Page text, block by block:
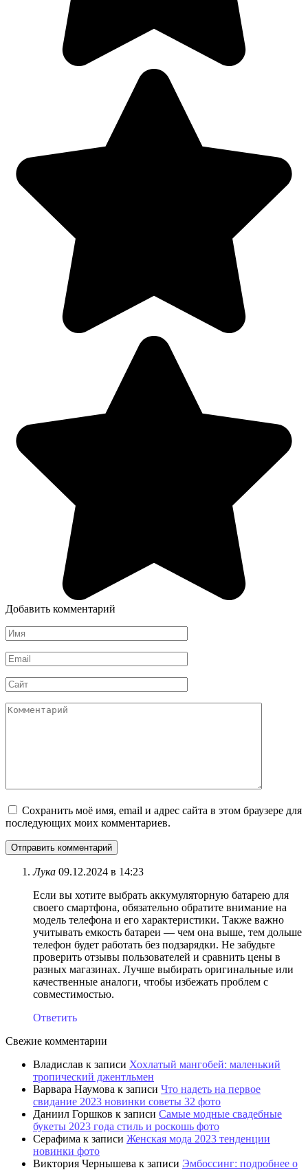
Добавить комментарий
Имя
Email
Сайт
Комментарий
Сохранить моё имя, email и адрес сайта в этом браузере для
последующих моих комментариев.
Лука 09.12.2024 в 14:23
Если вы хотите выбрать аккумуляторную батарею для
своего смартфона, обязательно обратите внимание на
модель телефона и его характеристики. Также важно
учитывать емкость батареи — чем она выше, тем дольше
телефон будет работать без подзарядки. Не забудьте
проверить отзывы пользователей и сравнить цены в
разных магазинах. Лучше выбирать оригинальные или
качественные аналоги, чтобы избежать проблем с
совместимостью.
Ответить
Свежие комментарии
Владислав к записи Хохлатый мангобей: маленький
тропический джентльмен
Варвара Наумова к записи Что надеть на первое
свидание 2023 новинки советы 32 фото
Даниил Горшков к записи Самые модные свадебные
букеты 2023 года стиль и роскошь фото
Серафима к записи Женская мода 2023 тенденции
новинки фото
Виктория Чернышева к записи Эмбоссинг: подробнее о